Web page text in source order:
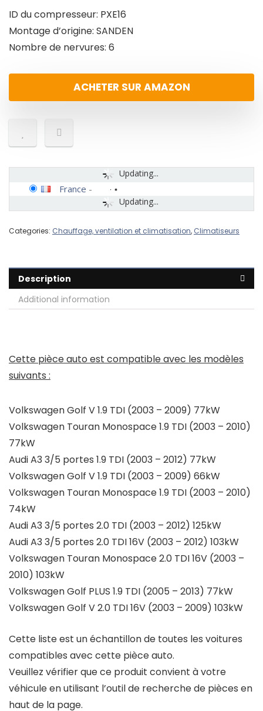
ID du compresseur: PXE16
Montage d’origine: SANDEN
Nombre de nervures: 6
ACHETER SUR AMAZON
Updating...
Updating...
France -
Categories: Chauffage, ventilation et climatisation, Climatiseurs
Description
Additional information
Cette pièce auto est compatible avec les modèles
suivants :
Volkswagen Golf V 1.9 TDI (2003 – 2009) 77kW
Volkswagen Touran Monospace 1.9 TDI (2003 – 2010)
77kW
Audi A3 3/5 portes 1.9 TDI (2003 – 2012) 77kW
Volkswagen Golf V 1.9 TDI (2003 – 2009) 66kW
Volkswagen Touran Monospace 1.9 TDI (2003 – 2010)
74kW
Audi A3 3/5 portes 2.0 TDI (2003 – 2012) 125kW
Audi A3 3/5 portes 2.0 TDI 16V (2003 – 2012) 103kW
Volkswagen Touran Monospace 2.0 TDI 16V (2003 –
2010) 103kW
Volkswagen Golf PLUS 1.9 TDI (2005 – 2013) 77kW
Volkswagen Golf V 2.0 TDI 16V (2003 – 2009) 103kW
Cette liste est un échantillon de toutes les voitures
compatibles avec cette pièce auto.
Veuillez vérifier que ce produit convient à votre
véhicule en utilisant l’outil de recherche de pièces en
haut de la page.